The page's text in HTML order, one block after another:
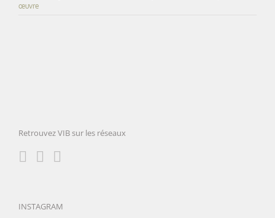
œuvre
Retrouvez VIB sur les réseaux
INSTAGRAM